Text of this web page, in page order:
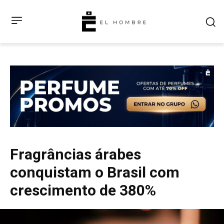
Fragrâncias árabes
conquistam o Brasil com
crescimento de 380%